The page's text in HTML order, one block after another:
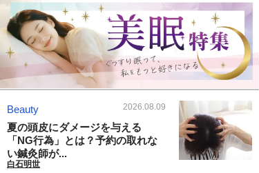
Beauty 2026.08.09
夏の頭皮にダメージを与える
「NG行為」とは？予約の取れな
い鍼灸師が...
白石明世